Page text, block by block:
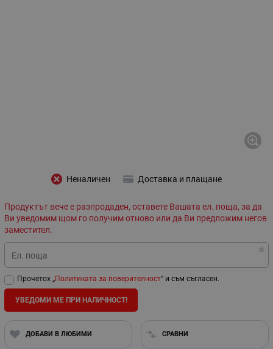
Неналичен Доставка и плащане
Продуктът вече е разпродаден, оставете Вашата ел. поща, за да
Ви уведомим щом го получим отново или да Ви предложим негов
заместител.
Ел. поща
Прочетох „Политиката за поверителност“ и съм съгласен.
УВЕДОМИ МЕ ПРИ НАЛИЧНОСТ!
ДОБАВИ В ЛЮБИМИ СРАВНИ